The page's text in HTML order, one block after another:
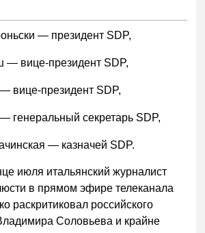
— президент SDP,
— вице-президент SDP,
вице-президент SDP,
генеральный секретарь SDP,
— казначей SDP.
июля итальянский журналист
в прямом эфире телеканала
раскритиковал российского
Соловьева и крайне